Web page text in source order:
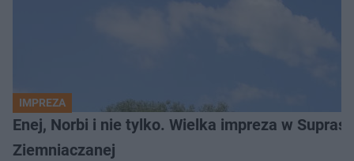
IMPREZA
Enej, Norbi i nie tylko. Wielka impreza w
Ziemniaczanej